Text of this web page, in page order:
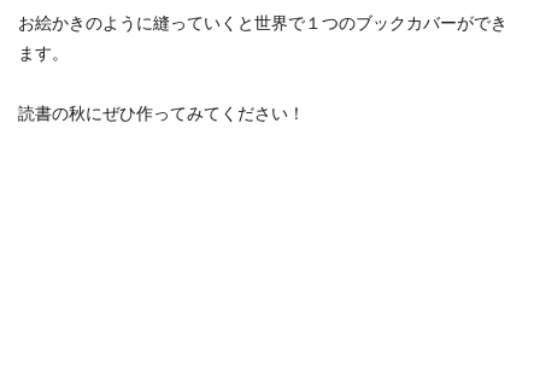
お絵かきのように縫っていくと世界で１つのブックカバーができ
ます。
読書の秋にぜひ作ってみてください！